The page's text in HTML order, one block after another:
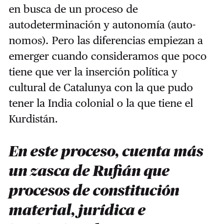
en busca de un proceso de
autodeterminación y autonomía (auto-
nomos). Pero las diferencias empiezan a
emerger cuando consideramos que poco
tiene que ver la inserción política y
cultural de Catalunya con la que pudo
tener la India colonial o la que tiene el
Kurdistán.
En este proceso, cuenta más
un zasca de Rufián que
procesos de constitución
material, jurídica e